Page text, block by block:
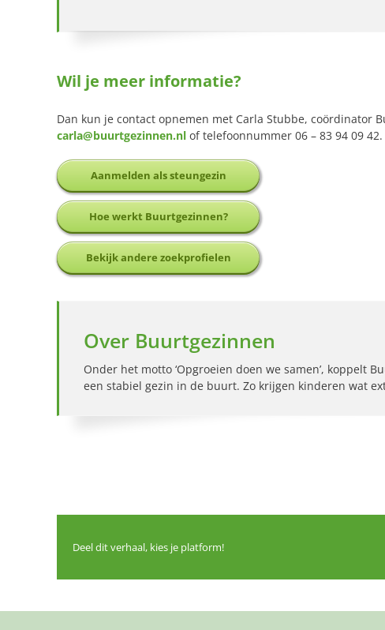
Wil je meer informatie?
Dan kun je contact opnemen met Carla Stubbe, coördinator
carla@buurtgezinnen.nl of telefoonnummer 06 – 83 94 09 42.
Aanmelden als steungezin
Hoe werkt Buurtgezinnen?
Bekijk andere zoekprofielen
Over Buurtgezinnen
Onder het motto ‘Opgroeien doen we samen’, koppelt
een stabiel gezin in de buurt. Zo krijgen kinderen wat
Deel dit verhaal, kies je platform!